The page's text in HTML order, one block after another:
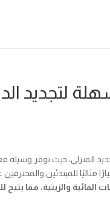
لتجديد
المنزلي، حيث توفر وسيلة
للمبتدئين
المائية والزيتية، مما